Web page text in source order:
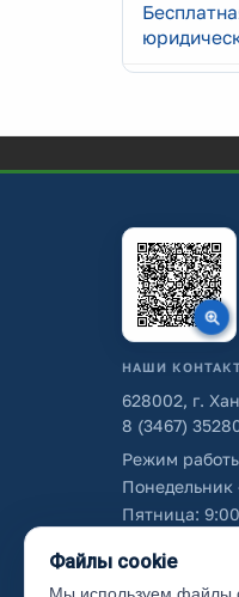
НАШИ
628002, г.
8 (3467)
Режим
Понедельник
Пятница:
Файлы cookie